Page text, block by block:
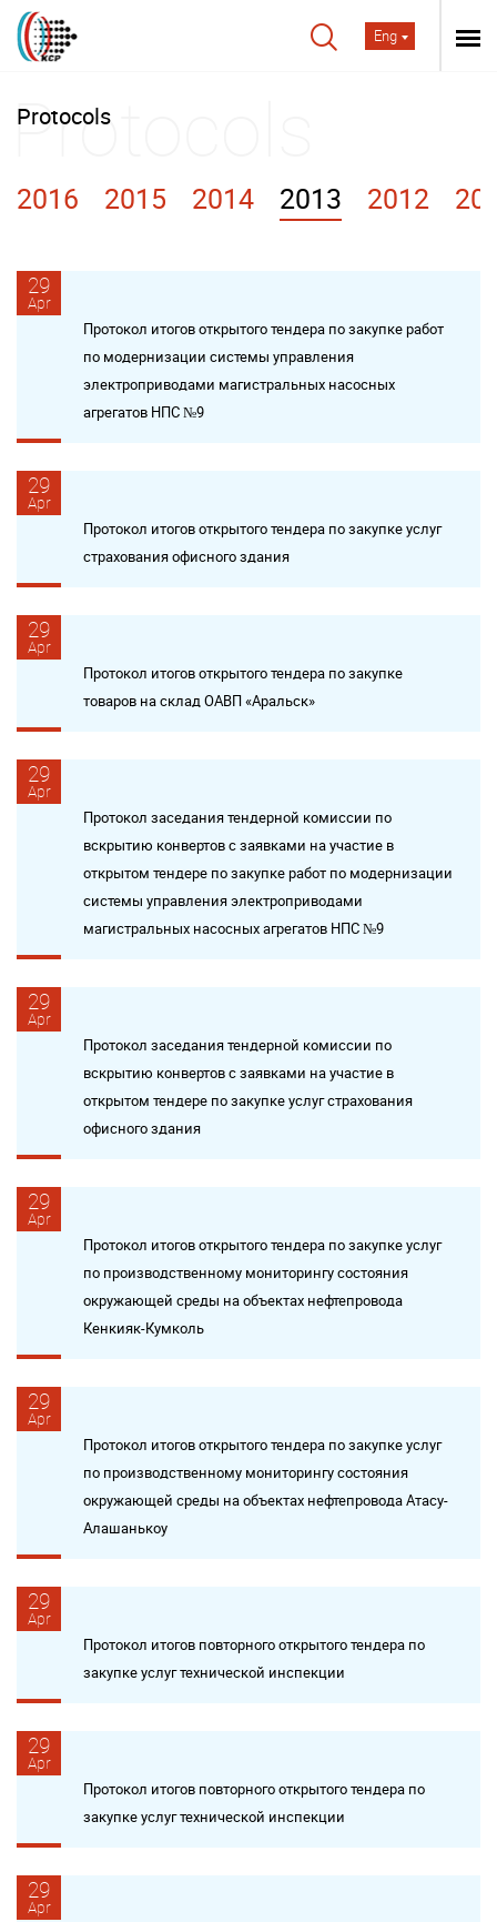
Eng
Protocols
2016 2015 2014 2013 2012
29
Apr
Протокол итогов открытого тендера по закупке работ
по модернизации системы управления
электроприводами магистральных насосных
агрегатов НПС №9
29
Apr
Протокол итогов открытого тендера по закупке услуг
страхования офисного здания
29
Apr
Протокол итогов открытого тендера по закупке
товаров на склад ОАВП «Аральск»
29
Apr
Протокол заседания тендерной комиссии по
вскрытию конвертов с заявками на участие в
открытом тендере по закупке работ по модернизации
системы управления электроприводами
магистральных насосных агрегатов НПС №9
29
Apr
Протокол заседания тендерной комиссии по
вскрытию конвертов с заявками на участие в
открытом тендере по закупке услуг страхования
офисного здания
29
Apr
Протокол итогов открытого тендера по закупке услуг
по производственному мониторингу состояния
окружающей среды на объектах нефтепровода
Кенкияк-Кумколь
29
Apr
Протокол итогов открытого тендера по закупке услуг
по производственному мониторингу состояния
окружающей среды на объектах нефтепровода Атасу-
Алашанькоу
29
Apr
Протокол итогов повторного открытого тендера по
закупке услуг технической инспекции
29
Apr
Протокол итогов повторного открытого тендера по
закупке услуг технической инспекции
29
Apr